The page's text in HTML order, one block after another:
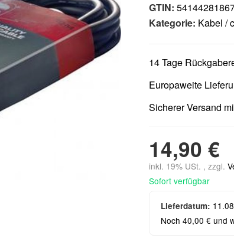
GTIN:
Kategorie: Kabel /
14 Tage
Europaweite
Sicherer Versand
14,90 €
inkl. 19% USt. , zzgl.
Sofort verfügbar
Lieferdatum:
Noch 40,00 € und